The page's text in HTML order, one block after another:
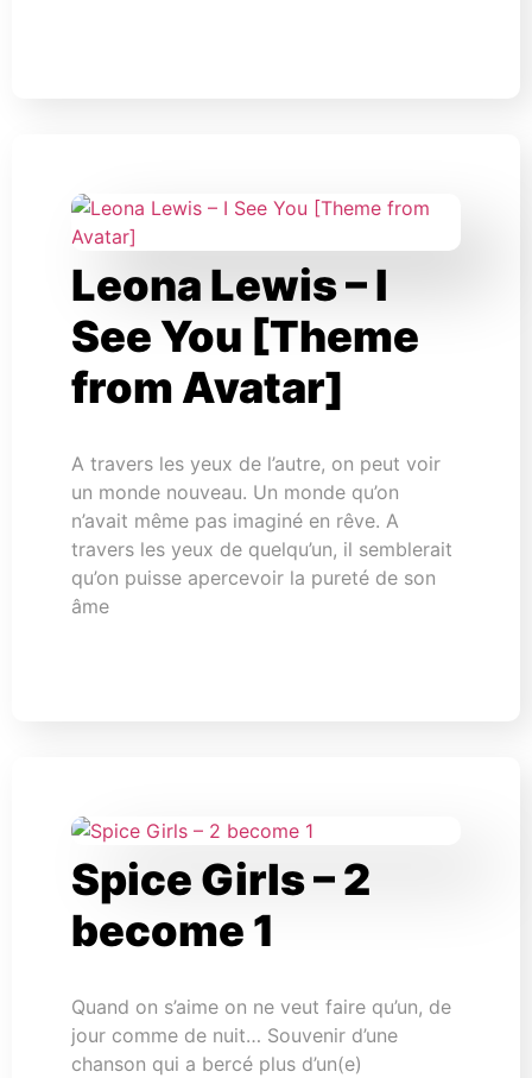
Leona Lewis – I
See You [Theme
from Avatar]
A travers les yeux de l’autre, on peut voir
un monde nouveau. Un monde qu’on
n’avait même pas imaginé en rêve. A
travers les yeux de quelqu’un, il semblerait
qu’on puisse apercevoir la pureté de son
âme
Spice Girls – 2
become 1
Quand on s’aime on ne veut faire qu’un, de
jour comme de nuit… Souvenir d’une
chanson qui a bercé plus d’un(e)